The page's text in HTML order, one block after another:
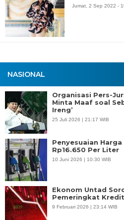
NASIONAL
Organisasi Pers-
Minta Maaf soal
Ireng’
25 Juli 2026 | 21:17 WIB
Penyesuaian
Rp16.650 Per Liter
10 Juni 2026 | 10:30 WIB
Ekonom Untad
Pemeringkat
9 Februari 2026 | 23:14 WIB
Jumat, 2 Sep 2022 -